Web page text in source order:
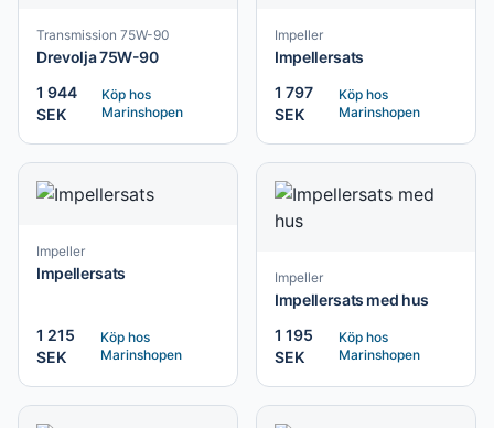
Transmission 75W-90
Drevolja 75W-90
1 944
SEK
Köp hos
Marinshopen
Impeller
Impellersats
1 797
SEK
Köp hos
Marinshopen
Impeller
Impellersats
1 215
SEK
Köp hos
Marinshopen
Impeller
Impellersats med hus
1 195
SEK
Köp hos
Marinshopen